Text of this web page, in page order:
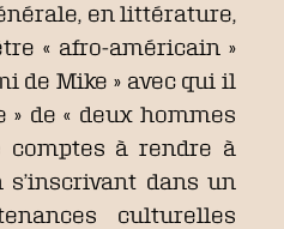
en littérature,
« afro-américain »
de Mike » avec qui il
de « deux hommes
comptes à rendre à
dans un
culturelles